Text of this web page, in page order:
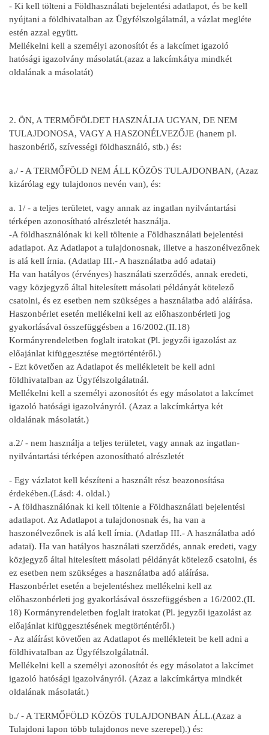
- Ki kell tölteni a Földhasználati bejelentési adatlapot, és be kell
nyújtani a földhivatalban az Ügyfélszolgálatnál, a vázlat megléte
estén azzal együtt.
Mellékelni kell a személyi azonosítót és a lakcímet igazoló
hatósági igazolvány másolatát.(azaz a lakcímkátya mindkét
oldalának a másolatát)
2. ÖN, A TERMŐFÖLDET HASZNÁLJA UGYAN, DE NEM
TULAJDONOSA, VAGY A HASZONÉLVEZŐJE (hanem pl.
haszonbérlő, szívességi földhasználó, stb.) és:
a./ - A TERMŐFÖLD NEM ÁLL KÖZÖS TULAJDONBAN, (Azaz
kizárólag egy tulajdonos nevén van), és:
a. 1/ - a teljes területet, vagy annak az ingatlan nyilvántartási
térképen azonosítható alrészletét használja.
-A földhasználónak ki kell töltenie a Földhasználati bejelentési
adatlapot. Az Adatlapot a tulajdonosnak, illetve a haszonélvezőnek
is alá kell írnia. (Adatlap III.- A használatba adó adatai)
Ha van hatályos (érvényes) használati szerződés, annak eredeti,
vagy közjegyző által hitelesített másolati példányát kötelező
csatolni, és ez esetben nem szükséges a használatba adó aláírása.
Haszonbérlet esetén mellékelni kell az előhaszonbérleti jog
gyakorlásával összefüggésben a 16/2002.(II.18)
Kormányrendeletben foglalt iratokat (Pl. jegyzői igazolást az
előajánlat kifüggesztése megtörténtéről.)
- Ezt követően az Adatlapot és mellékleteit be kell adni
földhivatalban az Ügyfélszolgálatnál.
Mellékelni kell a személyi azonosítót és egy másolatot a lakcímet
igazoló hatósági igazolványról. (Azaz a lakcímkártya két
oldalának másolatát.)
a.2/ - nem használja a teljes területet, vagy annak az ingatlan-
nyilvántartási térképen azonosítható alrészletét
- Egy vázlatot kell készíteni a használt rész beazonosítása
érdekében.(Lásd: 4. oldal.)
- A földhasználónak ki kell töltenie a Földhasználati bejelentési
adatlapot. Az Adatlapot a tulajdonosnak és, ha van a
haszonélvezőnek is alá kell írnia. (Adatlap III.- A használatba adó
adatai). Ha van hatályos használati szerződés, annak eredeti, vagy
közjegyző által hitelesített másolati példányát kötelező csatolni, és
ez esetben nem szükséges a használatba adó aláírása.
Haszonbérlet esetén a bejelentéshez mellékelni kell az
előhaszonbérleti jog gyakorlásával összefüggésben a 16/2002.(II.
18) Kormányrendeletben foglalt iratokat (Pl. jegyzői igazolást az
előajánlat kifüggesztésének megtörténtéről.)
- Az aláírást követően az Adatlapot és mellékleteit be kell adni a
földhivatalban az Ügyfélszolgálatnál.
Mellékelni kell a személyi azonosítót és egy másolatot a lakcímet
igazoló hatósági igazolványról. (Azaz a lakcímkártya mindkét
oldalának másolatát.)
b./ - A TERMŐFÖLD KÖZÖS TULAJDONBAN ÁLL.(Azaz a
Tulajdoni lapon több tulajdonos neve szerepel).) és: